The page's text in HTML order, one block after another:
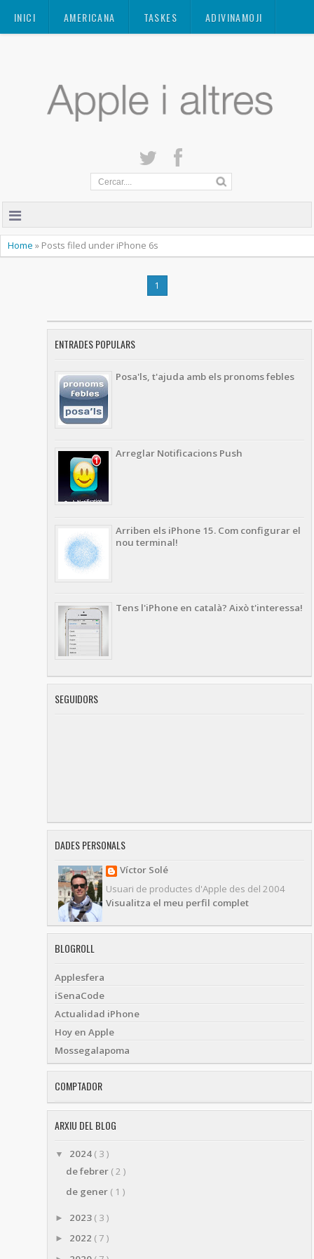
INICI AMERICANA TASKES ADIVINAMOJI
Home » Posts filed under iPhone 6s
1
ENTRADES POPULARS
Posa'ls, t'ajuda amb els pronoms febles
Arreglar Notificacions Push
Arriben els iPhone 15. Com configurar el
nou terminal!
Tens l'iPhone en català? Això t'interessa!
SEGUIDORS
DADES PERSONALS
Víctor Solé
Usuari de productes d'Apple des del 2004
Visualitza el meu perfil complet
BLOGROLL
Applesfera
iSenaCode
Actualidad iPhone
Hoy en Apple
Mossegalapoma
COMPTADOR
ARXIU DEL BLOG
▼ 2024 ( 3 )
de febrer ( 2 )
de gener ( 1 )
► 2023 ( 3 )
► 2022 ( 7 )